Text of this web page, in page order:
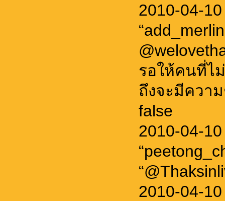
2010-04-
รอให้คนที่ไ
ถึงจะมีควา
false
2010-04-
2010-04-